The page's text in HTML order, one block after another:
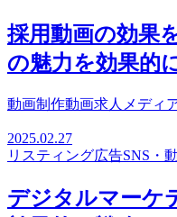
採用動画の効果
の魅力を効果的
動画制作動画求人メディ
2025.02.27
リスティング広告SNS・
デジタルマーケ